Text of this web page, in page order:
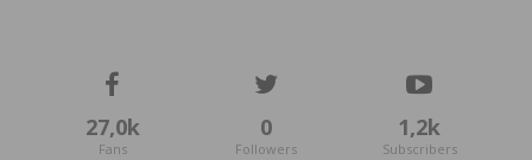
27,0k
Fans
0
Followers
1,2k
Subscribers